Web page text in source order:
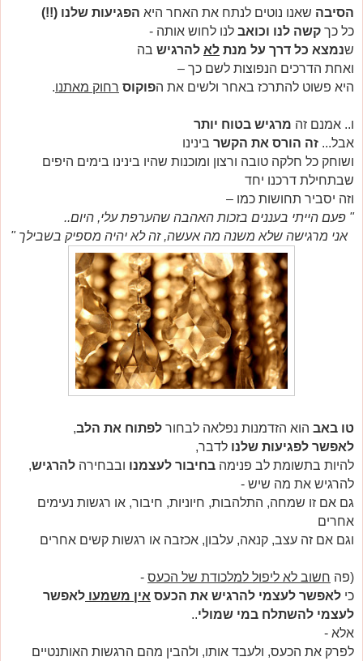
הסיבה שאנו נוטים לנתח את האחר היא הפגיעות שלנו (!!)
כל כך קשה לנו וכואב לנו לחוש אותה -
שנמצא כל דרך על מנת לא להרגיש בה
ואחת הדרכים הנפוצות לשם כך –
היא פשוט להתרכז באחר ולשים את הפוקוס רחוק מאתנו.
ו.. אמנם זה מרגיש בטוח יותר
אבל... זה הורס את הקשר בינינו
ושוחק כל חלקה טובה ורצון ומוכנות שהיו בינינו בימים היפים
שבתחילת דרכנו יחד
וזה יסביר תחושות כמו –
" פעם הייתי בעננים בזכות האהבה שהערפת עלי, היום..
אני מרגישה שלא משנה מה אעשה, זה לא יהיה מספיק בשבילך "
טו באב הוא הזדמנות נפלאה לבחור לפתוח את הלב,
לאפשר לפגיעות שלנו לדבר,
להיות בתשומת לב פנימה בחיבור לעצמנו ובבחירה להרגיש,
להרגיש את מה שיש -
גם אם זו שמחה, התלהבות, חיוניות, חיבור, או רגשות נעימים
אחרים
וגם אם זה עצב, קנאה, עלבון, אכזבה או רגשות קשים אחרים
(פה חשוב לא ליפול למלכודת של הכעס -
כי לאפשר לעצמי להרגיש את הכעס אין משמעו לאפשר
לעצמי להשתלח במי שמולי..
אלא -
לפרק את הכעס, ולעבד אותו, ולהבין מהם הרגשות האותנטיים